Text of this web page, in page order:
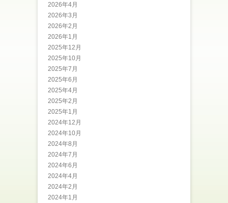
2026年4月
2026年3月
2026年2月
2026年1月
2025年12月
2025年10月
2025年7月
2025年6月
2025年4月
2025年2月
2025年1月
2024年12月
2024年10月
2024年8月
2024年7月
2024年6月
2024年4月
2024年2月
2024年1月